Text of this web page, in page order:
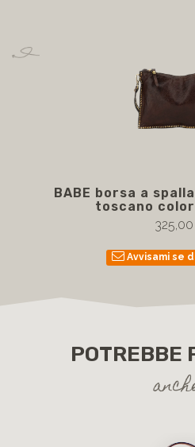
BABE borsa a
toscano
Avvisami se
POTREBBE